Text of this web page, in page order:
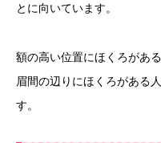
とに向いています。
額の高い位置にほくろがあ
眉間の辺りにほくろがある
す。